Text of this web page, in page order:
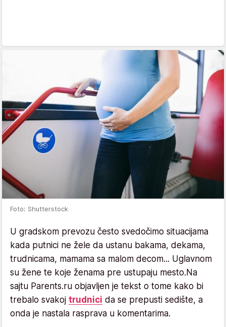
Foto: Shutterstock
U gradskom prevozu često svedočimo situacijama
kada putnici ne žele da ustanu bakama, dekama,
trudnicama, mamama sa malom decom... Uglavnom
su žene te koje ženama pre ustupaju mesto.Na
sajtu Parents.ru objavljen je tekst o tome kako bi
trebalo svakoj trudnici da se prepusti sedište, a
onda je nastala rasprava u komentarima.